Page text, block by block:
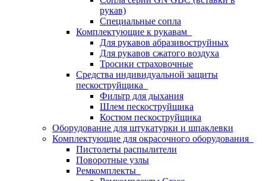
рукав)
Специальные сопла
Комплектующие к рукавам
Для рукавов абразивоструйных
Для рукавов сжатого воздуха
Тросики страховочные
Средства индивидуальной защиты
пескоструйщика
Фильтр для дыхания
Шлем пескоструйщика
Костюм пескоструйщика
Оборудование для штукатурки и шпаклевки
Комплектующие для окрасочного оборудования
Пистолеты распылители
Поворотные узлы
Ремкомплекты